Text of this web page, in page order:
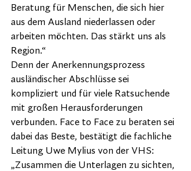
Beratung für Menschen, die sich hier
aus dem Ausland niederlassen oder
arbeiten möchten. Das stärkt uns als
Region.“
Denn der Anerkennungsprozess
ausländischer Abschlüsse sei
kompliziert und für viele Ratsuchende
mit großen Herausforderungen
verbunden. Face to Face zu beraten sei
dabei das Beste, bestätigt die fachliche
Leitung Uwe Mylius von der VHS:
„Zusammen die Unterlagen zu sichten,